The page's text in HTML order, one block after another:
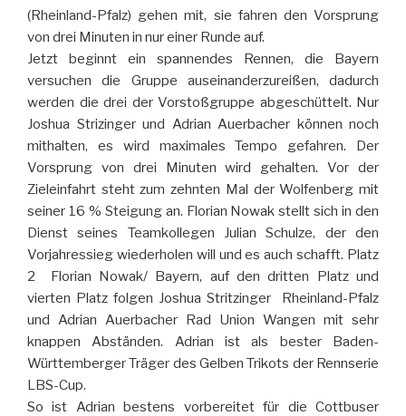
(Rheinland-Pfalz) gehen mit, sie fahren den Vorsprung
von drei Minuten in nur einer Runde auf.
Jetzt beginnt ein spannendes Rennen, die Bayern
versuchen die Gruppe auseinanderzureißen, dadurch
werden die drei der Vorstoßgruppe abgeschüttelt. Nur
Joshua Strizinger und Adrian Auerbacher können noch
mithalten, es wird maximales Tempo gefahren. Der
Vorsprung von drei Minuten wird gehalten. Vor der
Zieleinfahrt steht zum zehnten Mal der Wolfenberg mit
seiner 16 % Steigung an. Florian Nowak stellt sich in den
Dienst seines Teamkollegen Julian Schulze, der den
Vorjahressieg wiederholen will und es auch schafft. Platz
2 Florian Nowak/ Bayern, auf den dritten Platz und
vierten Platz folgen Joshua Stritzinger Rheinland-Pfalz
und Adrian Auerbacher Rad Union Wangen mit sehr
knappen Abständen. Adrian ist als bester Baden-
Württemberger Träger des Gelben Trikots der Rennserie
LBS-Cup.
So ist Adrian bestens vorbereitet für die Cottbuser